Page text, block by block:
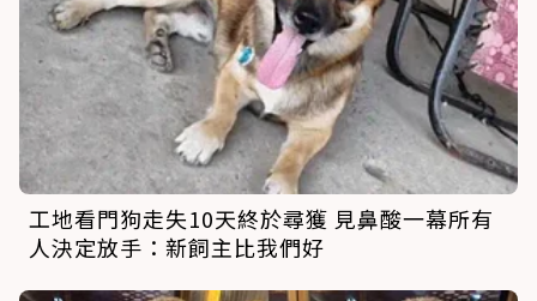
工地看門狗走失10天終於尋獲 見鼻酸一幕所有
人決定放手：新飼主比我們好